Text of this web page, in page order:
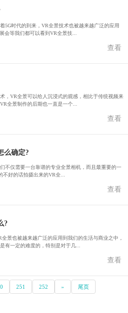
5G时代的到来，VR全景技术也被越来越广泛的应用
会等我们都可以看到VR全景技...
查看
，VR全景可以给人沉浸式的观感，相比于传统视频来
全景制作的后期也一直是一个...
查看
么确定?
不仅需要一台靠谱的专业全景相机，而且最重要的一
好的话拍摄出来的VR全...
查看
?
景也被越来越广泛的应用到我们的生活与商业之中，
有一定的难度的，特别是对于几...
查看
251 252 » 尾页